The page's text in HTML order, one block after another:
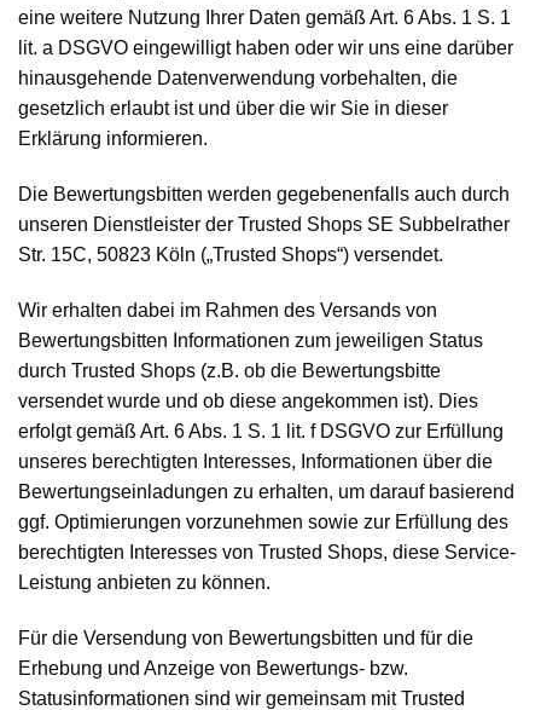
eine weitere Nutzung Ihrer Daten gemäß Art. 6 Abs. 1 S. 1
lit. a DSGVO eingewilligt haben oder wir uns eine darüber
hinausgehende Datenverwendung vorbehalten, die
gesetzlich erlaubt ist und über die wir Sie in dieser
Erklärung informieren.
Die Bewertungsbitten werden gegebenenfalls auch durch
unseren Dienstleister der Trusted Shops SE Subbelrather
Str. 15C, 50823 Köln („Trusted Shops“) versendet.
Wir erhalten dabei im Rahmen des Versands von
Bewertungsbitten Informationen zum jeweiligen Status
durch Trusted Shops (z.B. ob die Bewertungsbitte
versendet wurde und ob diese angekommen ist). Dies
erfolgt gemäß Art. 6 Abs. 1 S. 1 lit. f DSGVO zur Erfüllung
unseres berechtigten Interesses, Informationen über die
Bewertungseinladungen zu erhalten, um darauf basierend
ggf. Optimierungen vorzunehmen sowie zur Erfüllung des
berechtigten Interesses von Trusted Shops, diese Service-
Leistung anbieten zu können.
Für die Versendung von Bewertungsbitten und für die
Erhebung und Anzeige von Bewertungs- bzw.
Statusinformationen sind wir gemeinsam mit Trusted